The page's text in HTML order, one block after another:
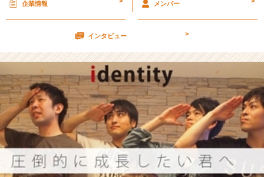
明
会
(๑
^
o
^
๑)
۶
【株
式
会
社
企業情報 メンバー
インタビュー >